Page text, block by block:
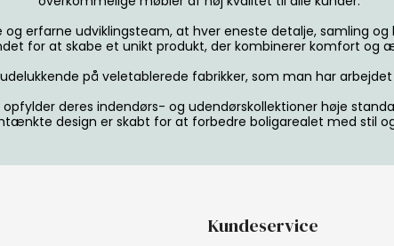
erfarne udviklingsteam, at hver eneste detalje, samling
for at skabe et unikt produkt, der kombinerer komfort og
på veletablerede fabrikker, som man har
deres indendørs- og udendørskollektioner høje
design er skabt for at forbedre boligarealet med stil
Kundeservice